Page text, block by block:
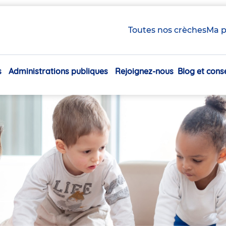
Toutes nos crèchesMa
Navigation
Administrations publiques Rejoignez-nous Blog et